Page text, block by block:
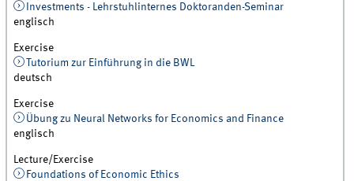
Investments - Lehrstuhlinternes Doktoranden-Seminar
englisch
Exercise
Tutorium zur Einführung in die BWL
deutsch
Exercise
Übung zu Neural Networks for Economics and Finance
englisch
Lecture/Exercise
Foundations of Economic Ethics